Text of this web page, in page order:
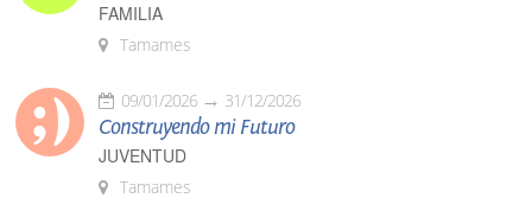
FAMILIA
Tamames
09/01/2026 31/12/2026
Construyendo mi Futuro
JUVENTUD
Tamames